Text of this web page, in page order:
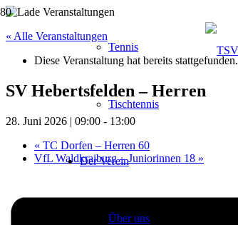
Tennis
Tischtennis
Der Verein
Über uns
« Alle Veranstaltungen
Diese Veranstaltung hat bereits stattgefunden.
SV Hebertsfelden – Herren
28. Juni 2026 | 09:00 - 13:00
« TC Dorfen – Herren 60
VfL Waldkraiburg – Juniorinnen 18 »